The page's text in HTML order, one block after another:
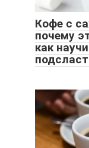
Кофе с
почему
как